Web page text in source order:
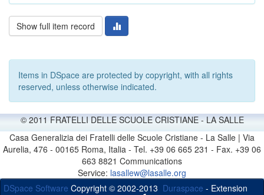
Show full item record
Items in DSpace are protected by copyright, with all rights
reserved, unless otherwise indicated.
© 2011 FRATELLI DELLE SCUOLE CRISTIANE - LA SALLE
Casa Generalizia dei Fratelli delle Scuole Cristiane - La Salle | Via
Aurelia, 476 - 00165 Roma, Italia - Tel. +39 06 665 231 - Fax. +39 06
663 8821 Communications
Service: lasallew@lasalle.org
DSpace Software Copyright © 2002-2013 Duraspace - Extension